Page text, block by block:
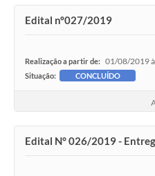
Edital nº027/2019
Realização a partir de: 01/08/2019
Situação: CONCLUÍDO
Edital N° 026/2019 -